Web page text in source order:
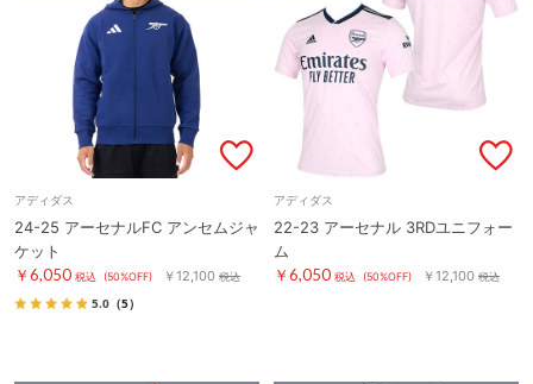
アディダス
24-25 アーセナルFC アンセムジャ
ケット
￥6,050 税込 (50%OFF) ￥12,100 税込
5.0 （5）
アディダス
22-23 アーセナル 3RDユニフォー
ム
￥6,050 税込 (50%OFF) ￥12,100 税込